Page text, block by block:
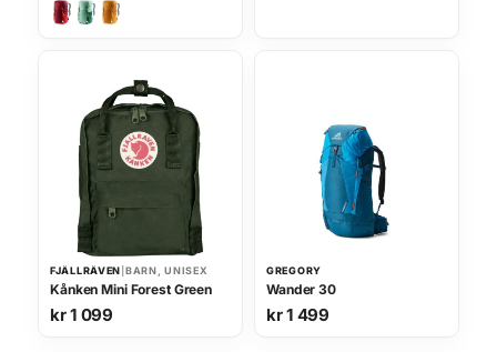
Kånken Mini Forest Green
FJÄLLRÄVEN BARN, UNISEX
kr1 099
Wander 30
GREGORY
kr1 499